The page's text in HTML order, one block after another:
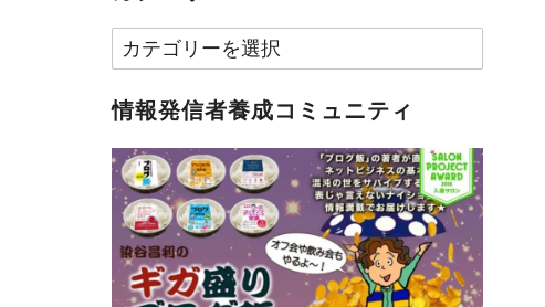
カ
テ
ゴ
リ
ー
情報発信者養成コミュニティ